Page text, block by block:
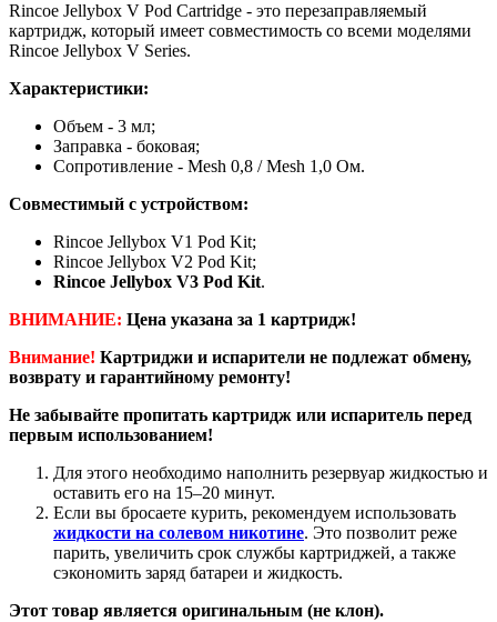
Rincoe Jellybox V Pod Cartridge - это перезаправляемый
картридж, который имеет совместимость со всеми моделями
Rincoe Jellybox V Series.
Характеристики:
Объем - 3 мл;
Заправка - боковая;
Сопротивление - Mesh 0,8 / Mesh 1,0 Ом.
Совместимый с устройством:
Rincoe Jellybox V1 Pod Kit;
Rincoe Jellybox V2 Pod Kit;
Rincoe Jellybox V3 Pod Kit.
ВНИМАНИЕ: Цена указана за 1 картридж!
Внимание! Картриджи и испарители не подлежат обмену,
возврату и гарантийному ремонту!
Не забывайте пропитать картридж или испаритель перед
первым использованием!
Для этого необходимо наполнить резервуар жидкостью и
оставить его на 15–20 минут.
Если вы бросаете курить, рекомендуем использовать
жидкости на солевом никотине. Это позволит реже
парить, увеличить срок службы картриджей, а также
сэкономить заряд батареи и жидкость.
Этот товар является оригинальным (не клон).